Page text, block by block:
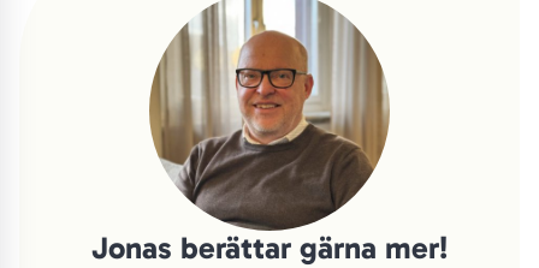
Jonas berättar gärna mer!